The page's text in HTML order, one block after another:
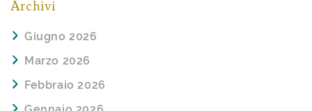
Archivi
Giugno 2026
Marzo 2026
Febbraio 2026